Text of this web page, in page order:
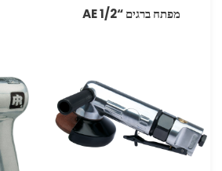
מפתח ברגים “AE 1/2